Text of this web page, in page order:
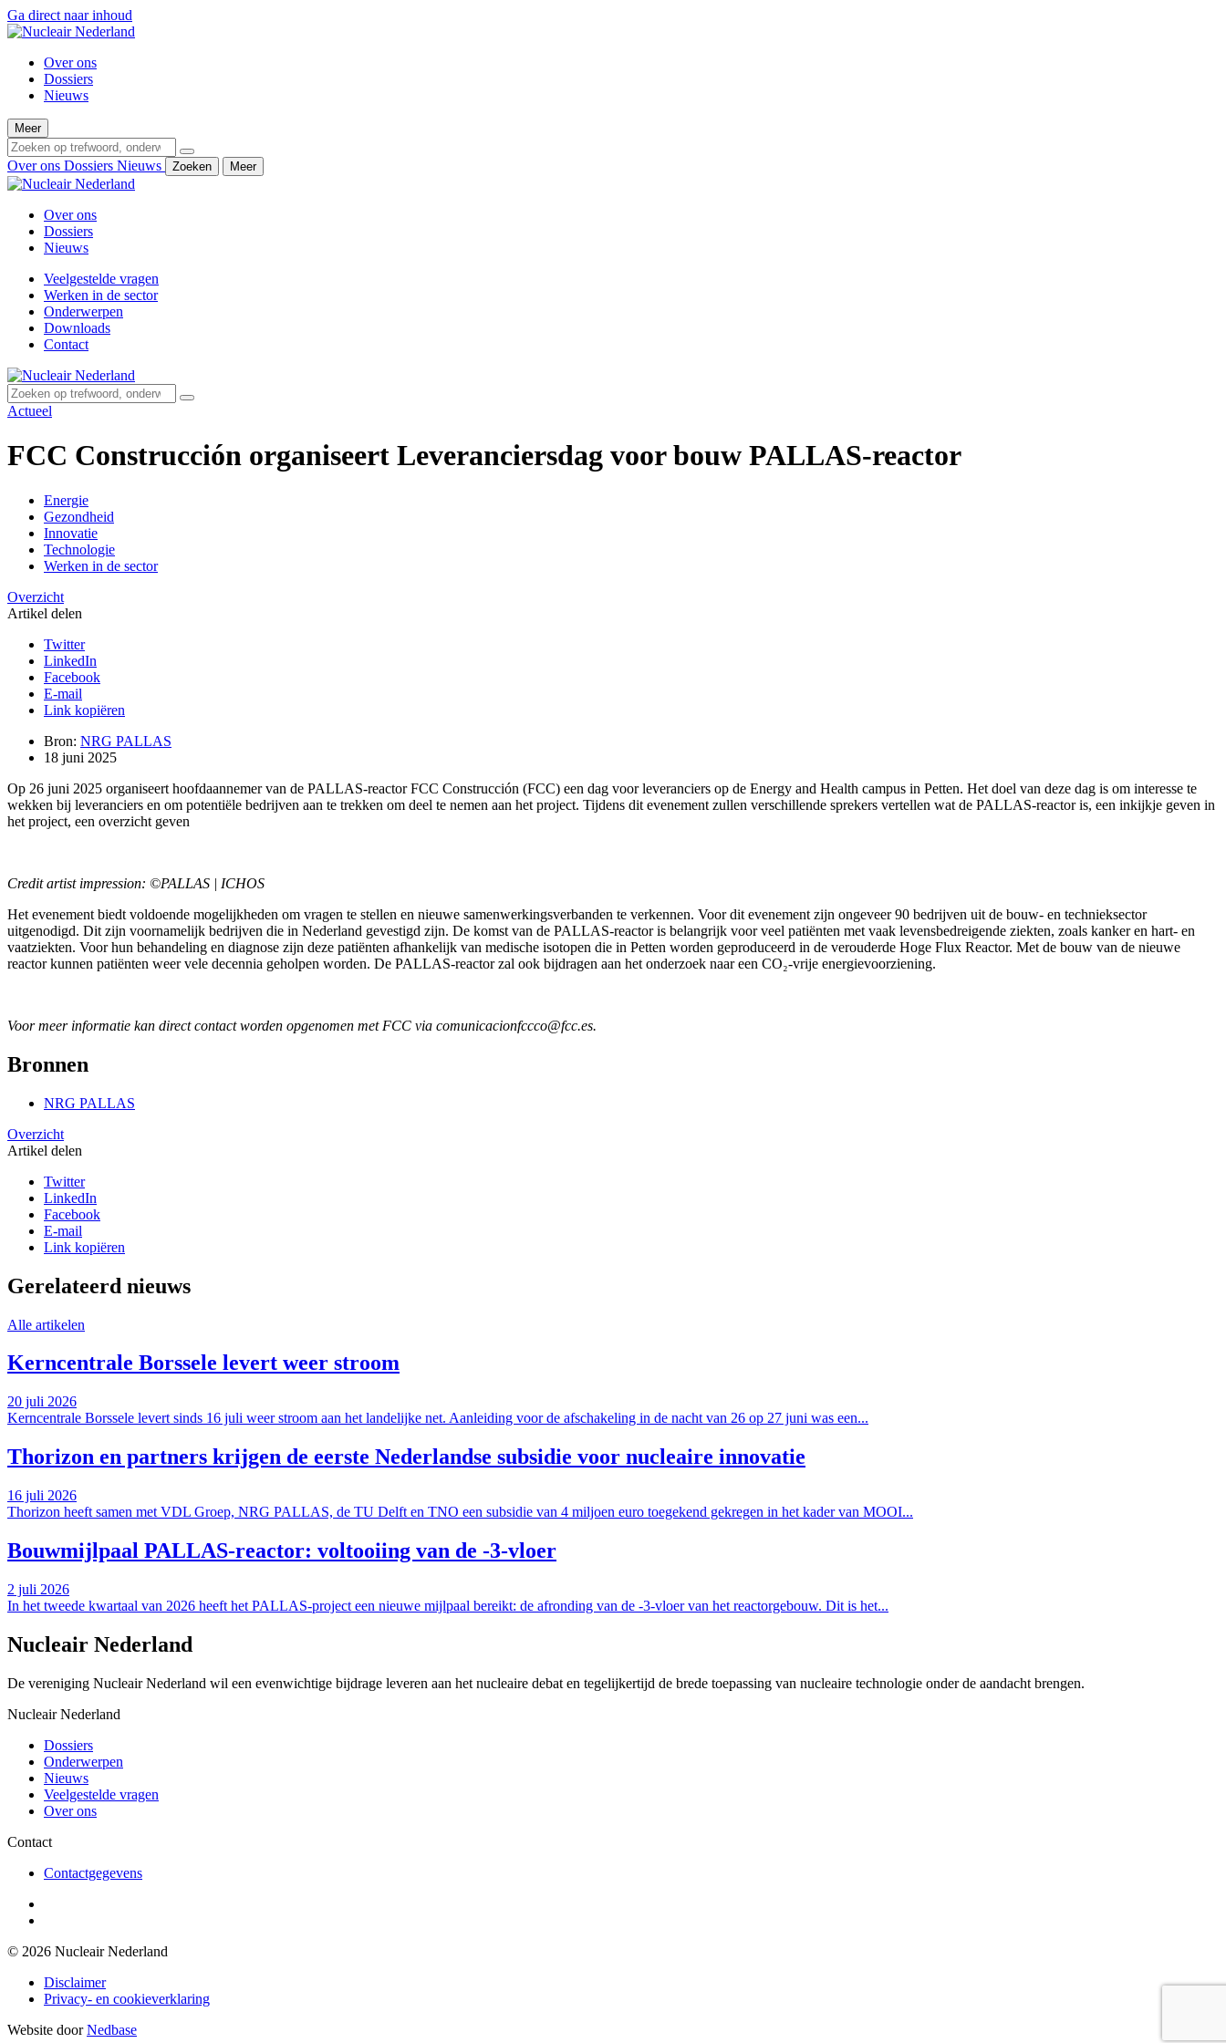
Ga direct naar inhoud
Over ons
Dossiers
Nieuws
Meer
Over ons Dossiers Nieuws Zoeken Meer
Over ons
Dossiers
Nieuws
Veelgestelde vragen
Werken in de sector
Onderwerpen
Downloads
Contact
Actueel
FCC Construcción organiseert Leveranciersdag voor bouw PALLAS-reactor
Energie
Gezondheid
Innovatie
Technologie
Werken in de sector
Overzicht
Artikel delen
Twitter
LinkedIn
Facebook
E-mail
Link kopiëren
Bron: NRG PALLAS
18 juni 2025
Op 26 juni 2025 organiseert hoofdaannemer van de PALLAS-reactor FCC Construcción (FCC) een dag voor leveranciers op de Energy and Health campus in Petten. Het doel van deze dag is om interesse te
wekken bij leveranciers en om potentiële bedrijven aan te trekken om deel te nemen aan het project. Tijdens dit evenement zullen verschillende sprekers vertellen wat de PALLAS-reactor is, een inkijkje geven in
het project, een overzicht geven
Credit artist impression: ©PALLAS | ICHOS
Het evenement biedt voldoende mogelijkheden om vragen te stellen en nieuwe samenwerkingsverbanden te verkennen. Voor dit evenement zijn ongeveer 90 bedrijven uit de bouw- en technieksector
uitgenodigd. Dit zijn voornamelijk bedrijven die in Nederland gevestigd zijn. De komst van de PALLAS-reactor is belangrijk voor veel patiënten met vaak levensbedreigende ziekten, zoals kanker en hart- en
vaatziekten. Voor hun behandeling en diagnose zijn deze patiënten afhankelijk van medische isotopen die in Petten worden geproduceerd in de verouderde Hoge Flux Reactor. Met de bouw van de nieuwe
reactor kunnen patiënten weer vele decennia geholpen worden. De PALLAS-reactor zal ook bijdragen aan het onderzoek naar een CO₂-vrije energievoorziening.
Voor meer informatie kan direct contact worden opgenomen met FCC via comunicacionfccco@fcc.es.
Bronnen
NRG PALLAS
Overzicht
Artikel delen
Twitter
LinkedIn
Facebook
E-mail
Link kopiëren
Gerelateerd nieuws
Alle artikelen
Kerncentrale Borssele levert weer stroom
20 juli 2026
Kerncentrale Borssele levert sinds 16 juli weer stroom aan het landelijke net. Aanleiding voor de afschakeling in de nacht van 26 op 27 juni was een...
Thorizon en partners krijgen de eerste Nederlandse subsidie voor nucleaire innovatie
16 juli 2026
Thorizon heeft samen met VDL Groep, NRG PALLAS, de TU Delft en TNO een subsidie van 4 miljoen euro toegekend gekregen in het kader van MOOI...
Bouwmijlpaal PALLAS-reactor: voltooiing van de -3-vloer
2 juli 2026
In het tweede kwartaal van 2026 heeft het PALLAS-project een nieuwe mijlpaal bereikt: de afronding van de -3-vloer van het reactorgebouw. Dit is het...
Nucleair Nederland
De vereniging Nucleair Nederland wil een evenwichtige bijdrage leveren aan het nucleaire debat en tegelijkertijd de brede toepassing van nucleaire technologie onder de aandacht brengen.
Nucleair Nederland
Dossiers
Onderwerpen
Nieuws
Veelgestelde vragen
Over ons
Contact
Contactgegevens
© 2026 Nucleair Nederland
Disclaimer
Privacy- en cookieverklaring
Website doorNedbase